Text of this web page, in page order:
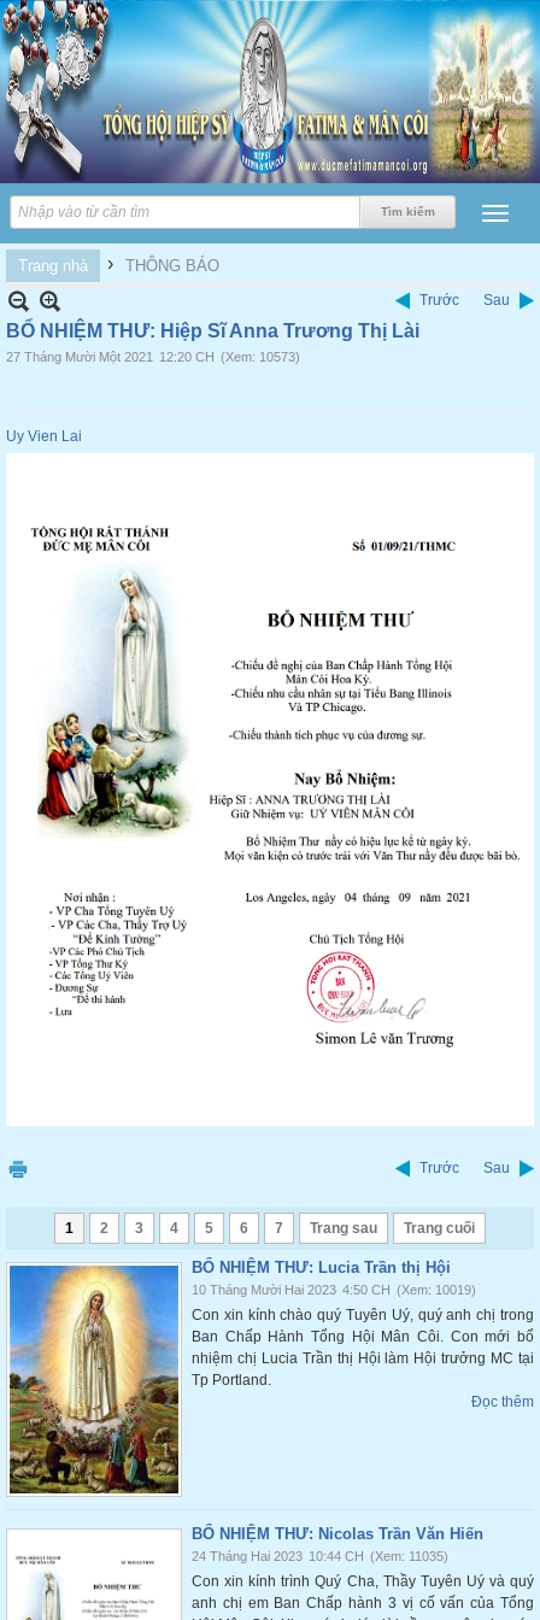
Trang nhà › THÔNG BÁO
Trước Sau
BỔ NHIỆM THƯ: Hiệp Sĩ Anna Trương Thị Lài
27 Tháng Mười Một 2021 12:20 CH (Xem: 10573)
Uy Vien Lai
Trước Sau
1 2 3 4 5 6 7 Trang sau Trang cuối
BỔ NHIỆM THƯ: Lucia Trần thị Hội
10 Tháng Mười Hai 2023 4:50 CH (Xem: 10019)
Con xin kính chào quý Tuyên Uý, quý anh chị trong
Ban Chấp Hành Tổng Hội Mân Côi. Con mới bổ
nhiệm chị Lucia Trần thị Hội làm Hội trưởng MC tại
Tp Portland.
Đọc thêm
BỔ NHIỆM THƯ: Nicolas Trần Văn Hiến
24 Tháng Hai 2023 10:44 CH (Xem: 11035)
Con xin kính trình Quý Cha, Thầy Tuyên Uý và quý
anh chị em Ban Chấp hành 3 vị cố vấn của Tổng